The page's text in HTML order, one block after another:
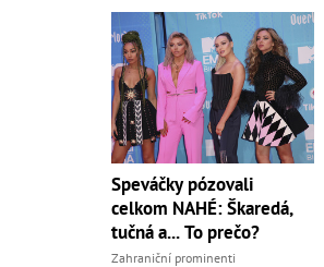
Speváčky pózovali
celkom NAHÉ: Škaredá,
tučná a... To prečo?
Zahraniční prominenti